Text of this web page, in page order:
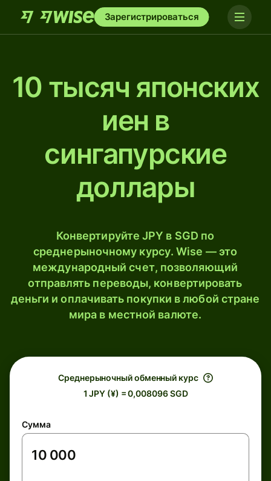
Зарегистрироваться
10 тысяч японских
иен в
сингапурские
доллары
Конвертируйте JPY в SGD по
среднерыночному курсу. Wise — это
международный счет, позволяющий
отправлять переводы, конвертировать
деньги и оплачивать покупки в любой стране
мира в местной валюте.
Среднерыночный обменный курс
1 JPY (¥) = 0,008096 SGD
Сумма